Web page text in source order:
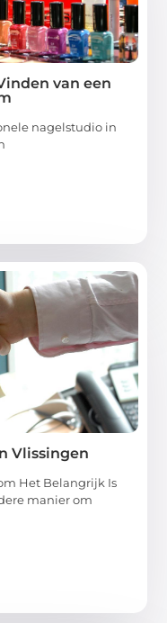
van een
nagelstudio in
Vlissingen
Het Belangrijk Is
manier om